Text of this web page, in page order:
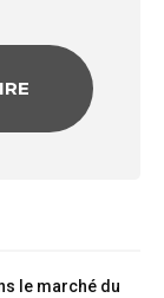
le marché du